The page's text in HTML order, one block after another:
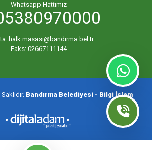
Whatsapp Hattımız
halk.masasi@bandirma.bel.tr
Faks: 02667111144
Bandırma Belediyesi - Bilgi İşlem